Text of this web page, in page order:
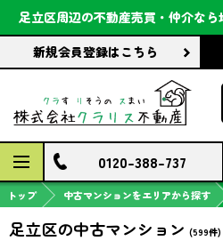
足立区周辺の不動産売買・仲介なら
新規会員登録はこちら
会社案内
前回の履歴
保存した条件
検討中の
0120-388-737
トップ 中古マンションをエリアから探す
足立区の中古マンション (599件)